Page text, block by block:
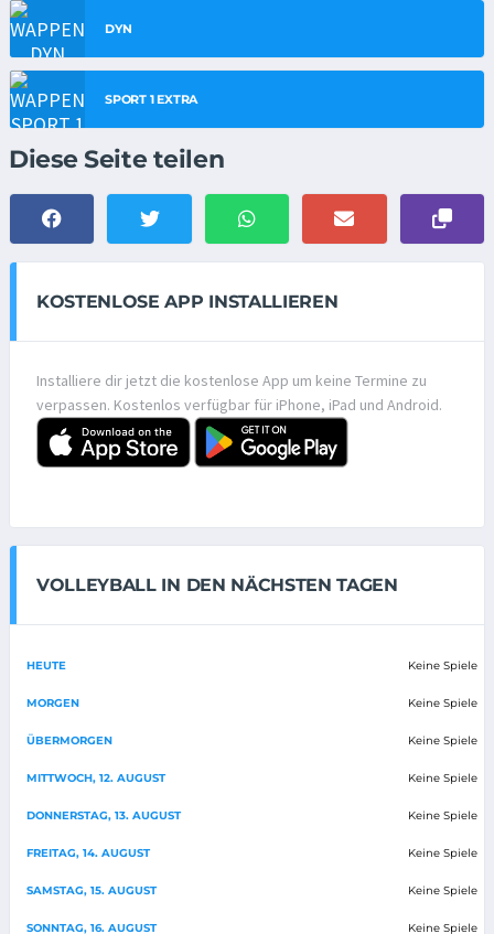
DYN
SPORT 1 EXTRA
Diese Seite teilen
KOSTENLOSE APP INSTALLIEREN
Installiere dir jetzt die kostenlose App um keine Termine zu
verpassen. Kostenlos verfügbar für iPhone, iPad und Android.
VOLLEYBALL IN DEN NÄCHSTEN TAGEN
HEUTE Keine Spiele
MORGEN Keine Spiele
ÜBERMORGEN Keine Spiele
MITTWOCH, 12. AUGUST Keine Spiele
DONNERSTAG, 13. AUGUST Keine Spiele
FREITAG, 14. AUGUST Keine Spiele
SAMSTAG, 15. AUGUST Keine Spiele
SONNTAG, 16. AUGUST Keine Spiele